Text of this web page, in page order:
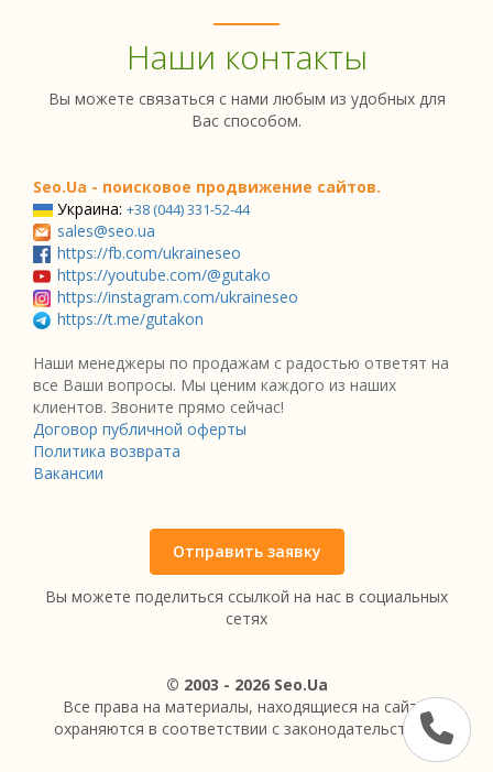
Наши контакты
Вы можете связаться с нами любым из удобных для
Вас способом.
Seo.Ua - поисковое продвижение сайтов.
Украина: +38 (044) 331-52-44
sales@seo.ua
https://fb.com/ukraineseo
https://youtube.com/@gutako
https://instagram.com/ukraineseo
https://t.me/gutakon
Наши менеджеры по продажам с радостью ответят на
все Ваши вопросы. Мы ценим каждого из наших
клиентов. Звоните прямо сейчас!
Договор публичной оферты
Политика возврата
Вакансии
Отправить заявку
Вы можете поделиться ссылкой на нас в социальных
сетях
© 2003 - 2026 Seo.Ua
Все права на материалы, находящиеся на сайте,
охраняются в соответствии с законодательством.